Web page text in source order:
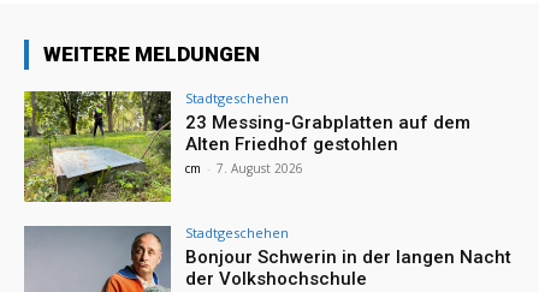
WEITERE MELDUNGEN
Stadtgeschehen
23 Messing-Grabplatten auf dem
Alten Friedhof gestohlen
cm - 7. August 2026
Stadtgeschehen
Bonjour Schwerin in der langen Nacht
der Volkshochschule